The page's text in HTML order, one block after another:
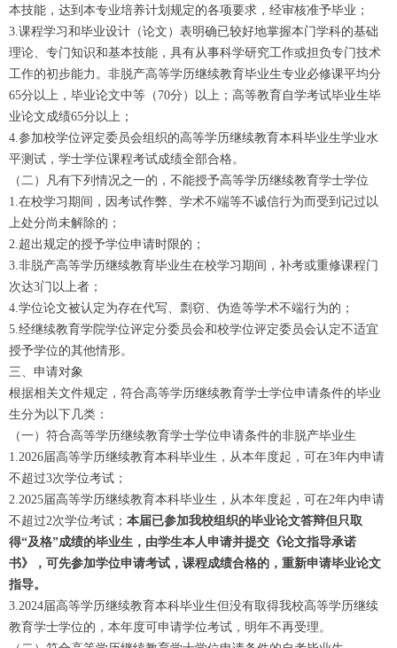
本技能，达到本专业培养计划规定的各项要求，经审核准予毕业；
3.课程学习和毕业设计（论文）表明确已较好地掌握本门学科的基础
理论、专门知识和基本技能，具有从事科学研究工作或担负专门技术
工作的初步能力。非脱产高等学历继续教育毕业生专业必修课平均分
65分以上，毕业论文中等（70分）以上；高等教育自学考试毕业生毕
业论文成绩65分以上；
4.参加校学位评定委员会组织的高等学历继续教育本科毕业生学业水
平测试，学士学位课程考试成绩全部合格。
（二）凡有下列情况之一的，不能授予高等学历继续教育学士学位
1.在校学习期间，因考试作弊、学术不端等不诚信行为而受到记过以
上处分尚未解除的；
2.超出规定的授予学位申请时限的；
3.非脱产高等学历继续教育毕业生在校学习期间，补考或重修课程门
次达3门以上者；
4.学位论文被认定为存在代写、剽窃、伪造等学术不端行为的；
5.经继续教育学院学位评定分委员会和校学位评定委员会认定不适宜
授予学位的其他情形。
三、申请对象
根据相关文件规定，符合高等学历继续教育学士学位申请条件的毕业
生分为以下几类：
（一）符合高等学历继续教育学士学位申请条件的非脱产毕业生
1.2026届高等学历继续教育本科毕业生，从本年度起，可在3年内申请
不超过3次学位考试；
2.2025届高等学历继续教育本科毕业生，从本年度起，可在2年内申请
不超过2次学位考试； 本届已参加我校组织的毕业论文答辩但只取
得“及格”成绩的毕业生，由学生本人申请并提交《论文指导承诺
书》，可先参加学位申请考试，课程成绩合格的，重新申请毕业论文
指导。
3.2024届高等学历继续教育本科毕业生但没有取得我校高等学历继续
教育学士学位的，本年度可申请学位考试，明年不再受理。